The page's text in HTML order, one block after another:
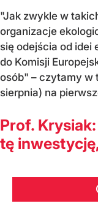
"Jak zwykle w
organizacje
się odejścia od idei
do Komisji
osób" – czytamy w
sierpnia) na
Prof.
tę